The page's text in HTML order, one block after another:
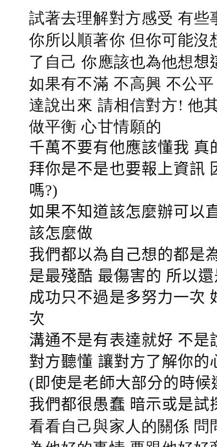
試著去理解對方感受 有
你所以順著你 但你可能
了自己 你應該也為他想想
如果有不滿 不高興 不公
達說出來 請相信對方! 他
做平衡 心甘情願的
千萬不要有他應該懂我
拜你是不是也要報上資訊
嗎?)
如果不知道該怎麼辦可以
該怎麼做
我們都以為自己想的都是
是最殘酷 最傷害的 所以
成功只不過是多努力一次
次
溝通不是有表達就好 不
對方聽懂 讓對方了解你
(即使是老師大部分的時候
我們都很愚蠢 暗示或是
看看自己與家人的關係